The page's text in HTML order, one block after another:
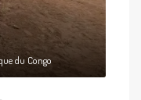
du Congo